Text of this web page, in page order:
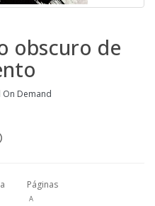
obscuro de
On Demand
Páginas